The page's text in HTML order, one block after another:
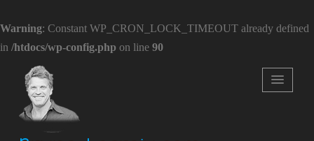
Warning: Constant WP_CRON_LOCK_TIMEOUT already defined
in /htdocs/wp-config.php on line 90